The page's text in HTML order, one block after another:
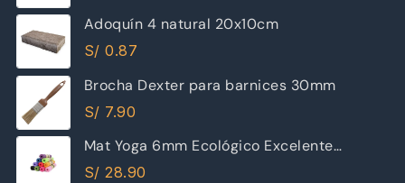
Adoquín 4 natural 20x10cm
S/ 0.87
Brocha Dexter para barnices 30mm
S/ 7.90
Mat Yoga 6mm Ecológico Excelente
Calidad
S/ 28.90